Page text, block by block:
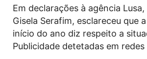
Em declarações à agência
Gisela Serafim, esclareceu que
início do ano diz respeito a
Publicidade detetadas em redes